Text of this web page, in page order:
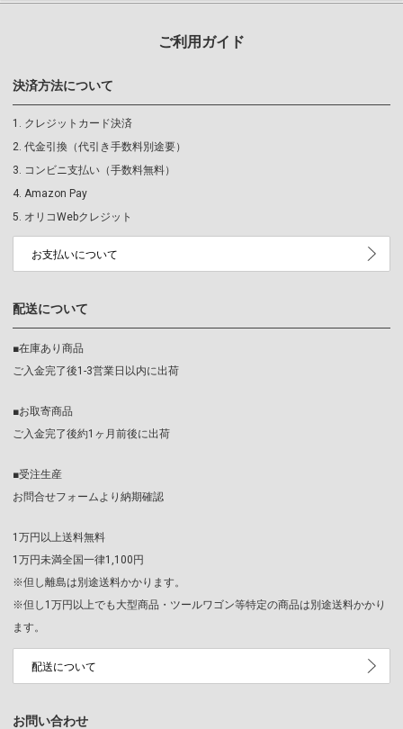
ご利用ガイド
決済方法について
クレジットカード決済
代金引換（代引き手数料別途要）
コンビニ支払い（手数料無料）
Amazon Pay
オリコWebクレジット
お支払いについて
配送について
■在庫あり商品
ご入金完了後1-3営業日以内に出荷
■お取寄商品
ご入金完了後約1ヶ月前後に出荷
■受注生産
お問合せフォームより納期確認
1万円以上送料無料
1万円未満全国一律1,100円
※但し離島は別途送料かかります。
※但し1万円以上でも大型商品・ツールワゴン等特定の商品は別途送料かかり
ます。
配送について
お問い合わせ